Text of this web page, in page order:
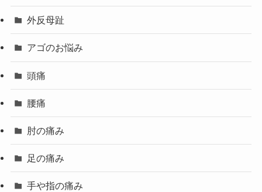
外反母趾
アゴのお悩み
頭痛
腰痛
肘の痛み
足の痛み
手や指の痛み